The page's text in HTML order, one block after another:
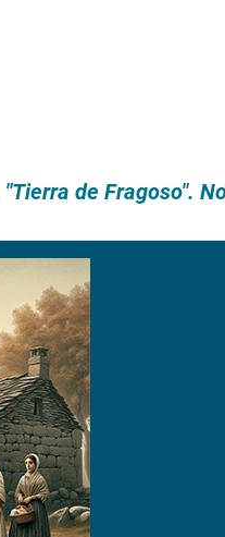
"Tierra de Fragoso".